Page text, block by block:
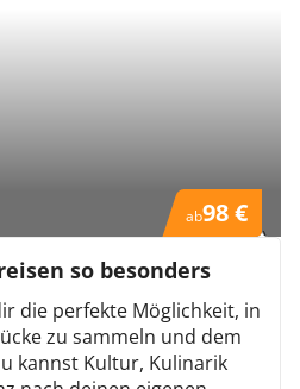
ab98 €
)
so besonders
die perfekte Möglichkeit, in
zu sammeln und dem
kannst Kultur, Kulinarik